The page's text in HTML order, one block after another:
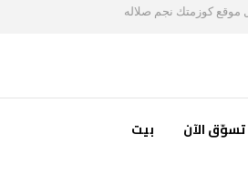
بيت تسوّق الآن